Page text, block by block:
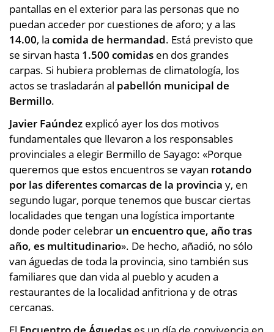
pantallas en el exterior para las personas que no
puedan acceder por cuestiones de aforo; y a las
14.00, la comida de hermandad. Está previsto que
se sirvan hasta 1.500 comidas en dos grandes
carpas. Si hubiera problemas de climatología, los
actos se trasladarán al pabellón municipal de
Bermillo.
Javier Faúndez explicó ayer los dos motivos
fundamentales que llevaron a los responsables
provinciales a elegir Bermillo de Sayago: «Porque
queremos que estos encuentros se vayan rotando
por las diferentes comarcas de la provincia y, en
segundo lugar, porque tenemos que buscar ciertas
localidades que tengan una logística importante
donde poder celebrar un encuentro que, año tras
año, es multitudinario». De hecho, añadió, no sólo
van águedas de toda la provincia, sino también sus
familiares que dan vida al pueblo y acuden a
restaurantes de la localidad anfitriona y de otras
cercanas.